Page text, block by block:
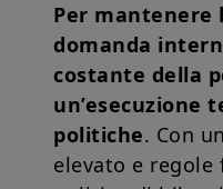
Per mantenere
domanda
costante della
un’esecuzione
politiche. Con
elevato e regole